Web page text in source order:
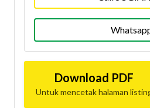
Download PDF
Untuk mencetak halaman